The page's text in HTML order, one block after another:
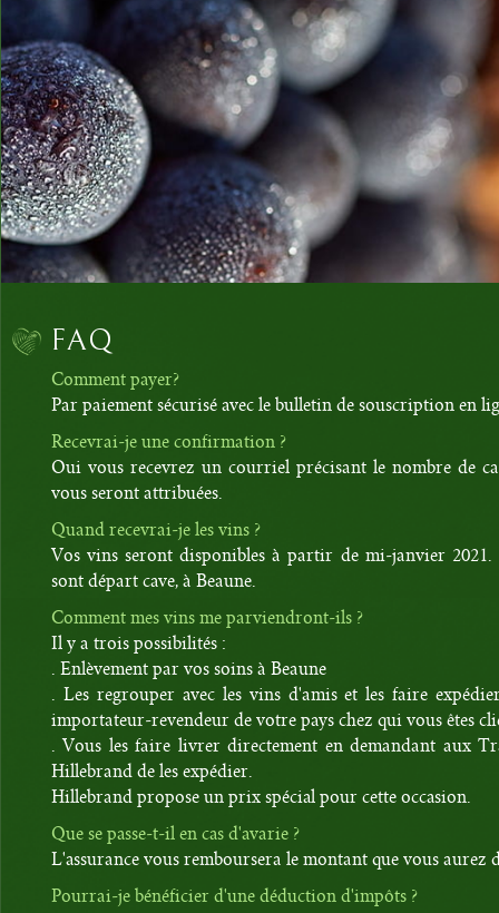
FAQ
Comment payer?
Par paiement sécurisé avec le bulletin de souscription en
Recevrai-je une confirmation ?
Oui vous recevrez un courriel précisant le nombre de
vous seront attribuées.
Quand recevrai-je les vins ?
Vos vins seront disponibles à partir de mi-janvier
sont départ cave, à Beaune.
Comment mes vins me parviendront-ils ?
Il y a trois possibilités :
. Enlèvement par vos soins à Beaune
. Les regrouper avec les vins d'amis et les faire
importateur-revendeur de votre pays chez qui vous êtes
. Vous les faire livrer directement en demandant aux
Hillebrand de les expédier.
Hillebrand propose un prix spécial pour cette occasion.
Que se passe-t-il en cas d'avarie ?
L'assurance vous remboursera le montant que vous aurez
Pourrai-je bénéficier d'une déduction d'impôts ?